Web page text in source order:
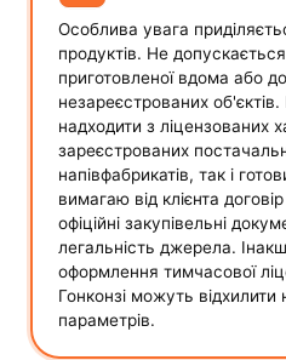
Особлива увага
продуктів. Не
приготовленої вдома або
незареєстрованих
надходити з ліцензованих
зареєстрованих
напівфабрикатів, так і
вимагаю від клієнта
офіційні закупівельні
легальність джерела.
оформлення тимчасової
Гонконзі можуть відхилити
параметрів.